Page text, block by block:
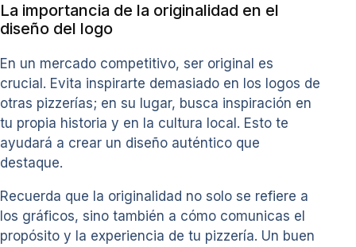
La importancia de la originalidad en el
diseño del logo
En un mercado competitivo, ser original es
crucial. Evita inspirarte demasiado en los logos de
otras pizzerías; en su lugar, busca inspiración en
tu propia historia y en la cultura local. Esto te
ayudará a crear un diseño auténtico que
destaque.
Recuerda que la originalidad no solo se refiere a
los gráficos, sino también a cómo comunicas el
propósito y la experiencia de tu pizzería. Un buen